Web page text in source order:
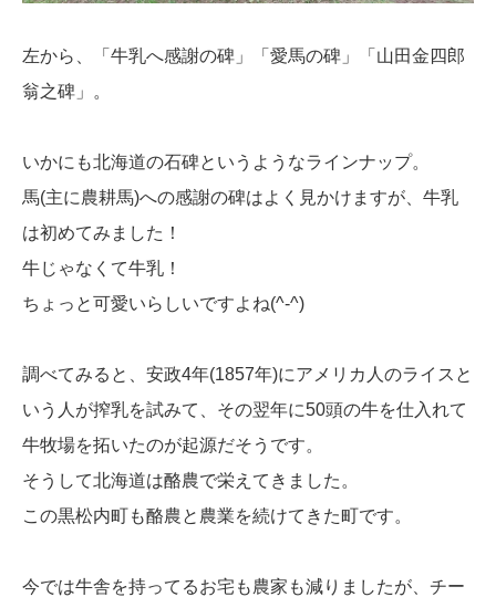
左から、「牛乳へ感謝の碑」「愛馬の碑」「山田金四郎
翁之碑」。
いかにも北海道の石碑というようなラインナップ。
馬(主に農耕馬)への感謝の碑はよく見かけますが、牛乳
は初めてみました！
牛じゃなくて牛乳！
ちょっと可愛いらしいですよね(^-^)
調べてみると、安政4年(1857年)にアメリカ人のライスと
いう人が搾乳を試みて、その翌年に50頭の牛を仕入れて
牛牧場を拓いたのが起源だそうです。
そうして北海道は酪農で栄えてきました。
この黒松内町も酪農と農業を続けてきた町です。
今では牛舎を持ってるお宅も農家も減りましたが、チー